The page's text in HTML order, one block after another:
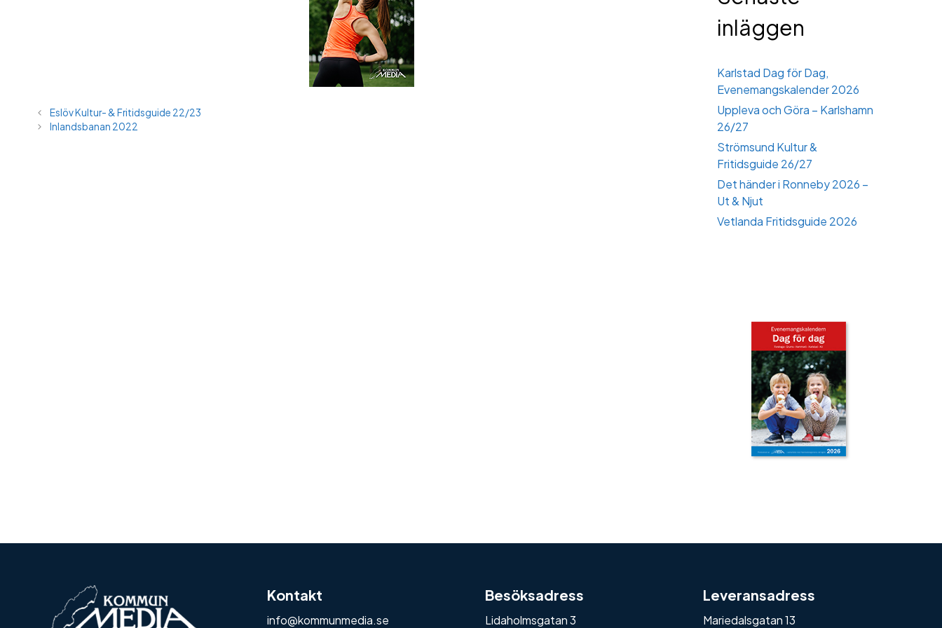
Eslöv Kultur- & Fritidsguide 22/23
Inlandsbanan 2022
inläggen
Karlstad Dag för Dag,
Evenemangskalender 2026
Uppleva och Göra – Karlshamn
26/27
Strömsund Kultur &
Fritidsguide 26/27
Det händer i Ronneby 2026 –
Ut & Njut
Vetlanda Fritidsguide 2026
Kontakt
info@kommunmedia.se
Besöksadress
Lidaholmsgatan 3
Leveransadress
Mariedalsgatan 13